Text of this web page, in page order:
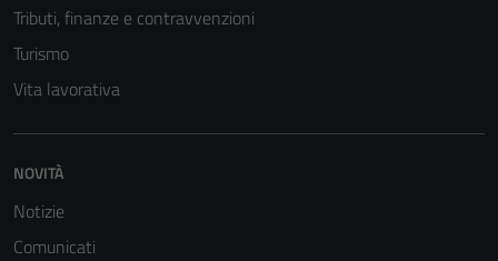
Tributi, finanze e contravvenzioni
Turismo
Vita lavorativa
NOVITÀ
Notizie
Comunicati